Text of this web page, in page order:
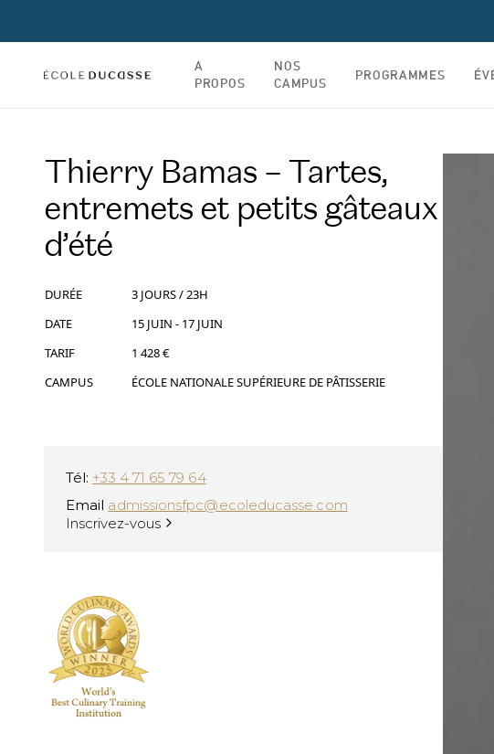
A
PROPOS
NOS
CAMPUS
PROGRAMMES
Thierry Bamas – Tartes,
entremets et petits gâteaux
d’été
DURÉE
3 JOURS / 23H
DATE
15 JUIN - 17 JUIN
TARIF
1 428 €
CAMPUS
ÉCOLE NATIONALE SUPÉRIEURE DE PÂTISSERIE
Tél: +33 4 71 65 79 64
Email admissionsfpc@ecoleducasse.com
Inscrivez-vous